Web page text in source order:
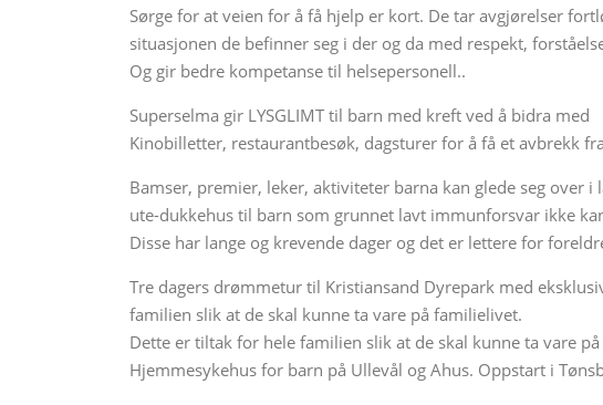
Sørge for at veien for å få hjelp er kort. De tar avgjørelser
situasjonen de befinner seg i der og da med respekt,
Og gir bedre kompetanse til helsepersonell..
Superselma gir LYSGLIMT til barn med kreft ved å bidra med
Kinobilletter, restaurantbesøk, dagsturer for å få et avbrekk
Bamser, premier, leker, aktiviteter barna kan glede seg over i
ute-dukkehus til barn som grunnet lavt immunforsvar ikke
Disse har lange og krevende dager og det er lettere for
Tre dagers drømmetur til Kristiansand Dyrepark med
familien slik at de skal kunne ta vare på familielivet.
Dette er tiltak for hele familien slik at de skal kunne ta vare
Hjemmesykehus for barn på Ullevål og Ahus. Oppstart i